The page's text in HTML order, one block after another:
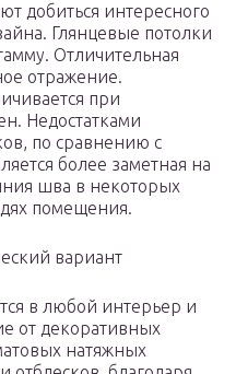
добиться интересного
Глянцевые потолки
Отличительная
отражение.
при
Недостатками
по сравнению с
более заметная на
шва в некоторых
помещения.
вариант
в любой интерьер и
от декоративных
натяжных